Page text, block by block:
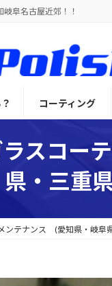
阜名古屋近郊！！
コーティング
ラスコ
県・三重
ンテナンス (愛知県・岐阜